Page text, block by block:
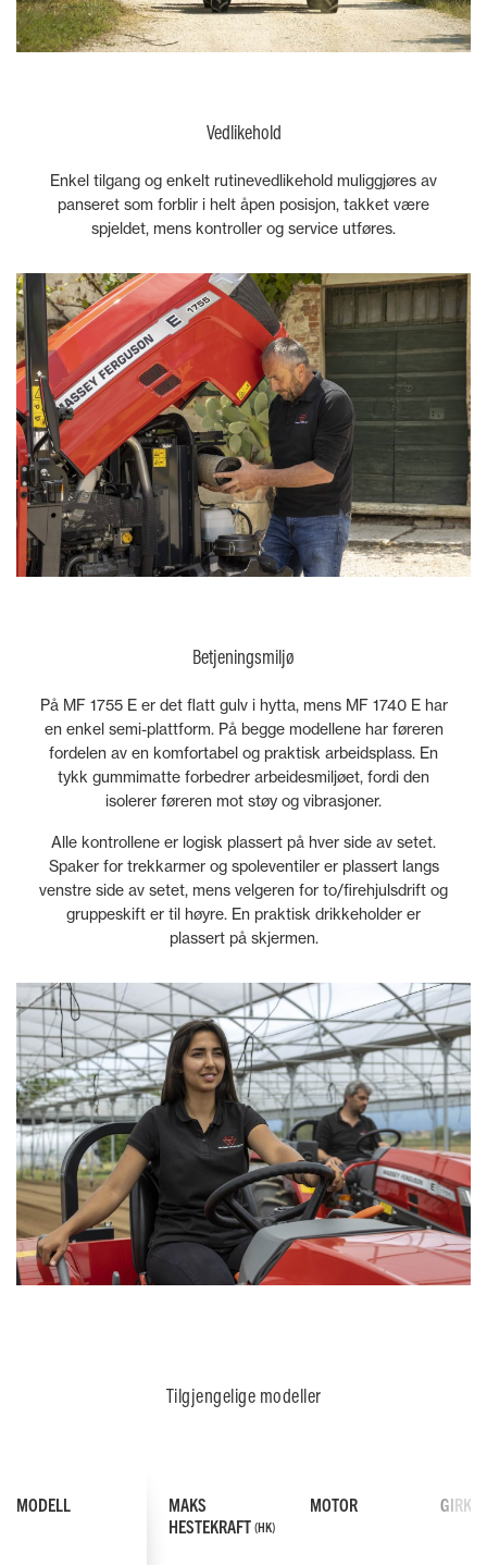
Vedlikehold
Enkel tilgang og enkelt rutinevedlikehold muliggjøres av
panseret som forblir i helt åpen posisjon, takket være
spjeldet, mens kontroller og service utføres.
Betjeningsmiljø
På MF 1755 E er det flatt gulv i hytta, mens MF 1740 E har
en enkel semi-plattform. På begge modellene har føreren
fordelen av en komfortabel og praktisk arbeidsplass. En
tykk gummimatte forbedrer arbeidesmiljøet, fordi den
isolerer føreren mot støy og vibrasjoner.
Alle kontrollene er logisk plassert på hver side av setet.
Spaker for trekkarmer og spoleventiler er plassert langs
venstre side av setet, mens velgeren for to/firehjulsdrift og
gruppeskift er til høyre. En praktisk drikkeholder er
plassert på skjermen.
Tilgjengelige modeller
MAKS
HESTEKRAFT (HK)
MOTOR
MODELL